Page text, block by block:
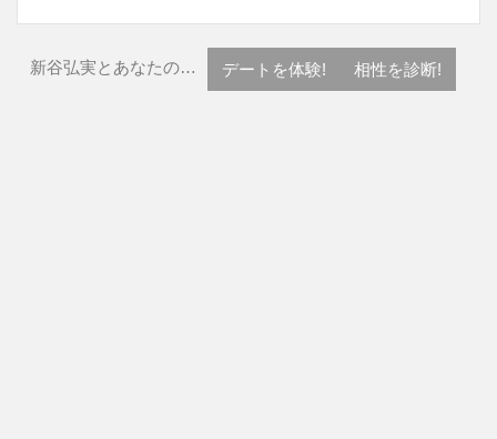
新谷弘実とあなたの… デートを体験! 相性を診断!